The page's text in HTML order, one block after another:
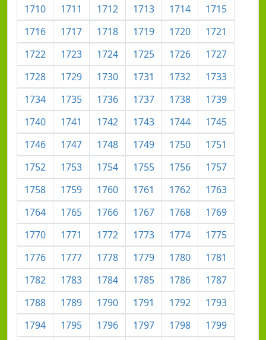
1710
1711 1712 1713 1714
1715
1716
1717 1718 1719 1720
1721
1722
1723 1724 1725 1726
1727
1728
1729 1730 1731 1732
1733
1734
1735 1736 1737 1738
1739
1740
1741 1742 1743 1744
1745
1746
1747 1748 1749 1750
1751
1752
1753 1754 1755 1756
1757
1758
1759 1760 1761 1762
1763
1764
1765 1766 1767 1768
1769
1770
1771 1772 1773 1774
1775
1776
1777 1778 1779 1780
1781
1782
1783 1784 1785 1786
1787
1788
1789 1790 1791 1792
1793
1794
1795 1796 1797 1798
1799